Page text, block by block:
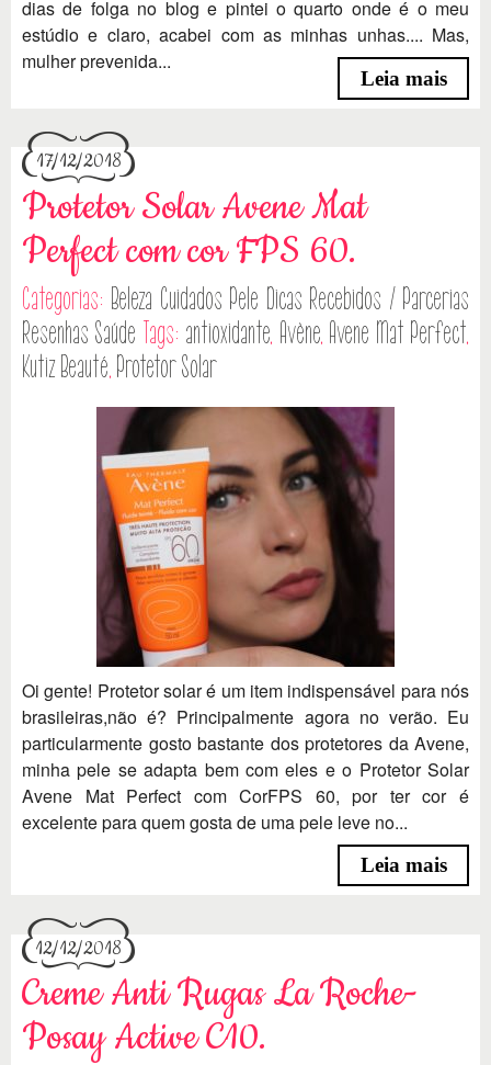
dias de folga no blog e pintei o quarto onde é o meu
estúdio e claro, acabei com as minhas unhas.... Mas,
mulher prevenida...
Leia mais
17/12/2018
Protetor Solar Avene Mat
Perfect com cor FPS 60.
Categorias: Beleza Cuidados Pele Dicas Recebidos / Parcerias
Resenhas Saúde Tags: antioxidante, Avène, Avene Mat Perfect,
Kutiz Beauté, Protetor Solar
Oi gente! Protetor solar é um item indispensável para nós
brasileiras,não é? Principalmente agora no verão. Eu
particularmente gosto bastante dos protetores da Avene,
minha pele se adapta bem com eles e o Protetor Solar
Avene Mat Perfect com CorFPS 60, por ter cor é
excelente para quem gosta de uma pele leve no...
Leia mais
12/12/2018
Creme Anti Rugas La Roche-
Posay Active C10.